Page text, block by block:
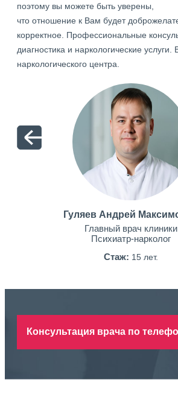
поэтому вы можете быть уверены,
что отношение к Вам будет
корректное. Профессиональные
диагностика и наркологические услуги.
наркологического центра.
Гуляев Андрей
Главный врач клиники
Психиатр-нарколог
Стаж: 15 лет.
Консультация врача по